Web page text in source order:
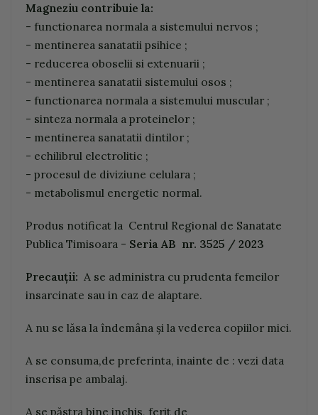
Magneziu contribuie la:
- functionarea normala a sistemului nervos ;
- mentinerea sanatatii psihice ;
- reducerea oboselii si extenuarii ;
- mentinerea sanatatii sistemului osos ;
- functionarea normala a sistemului muscular ;
- sinteza normala a proteinelor ;
- mentinerea sanatatii dintilor ;
- echilibrul electrolitic ;
- procesul de diviziune celulara ;
- metabolismul energetic normal.
Produs notificat la Centrul Regional de Sanatate
Publica Timisoara - Seria AB nr. 3525 / 2023
Precauţii: A se administra cu prudenta femeilor
insarcinate sau in caz de alaptare.
A nu se lăsa la îndemâna şi la vederea copiilor mici.
A se consuma,de preferinta, inainte de : vezi data
inscrisa pe ambalaj.
A se păstra bine inchis, ferit de